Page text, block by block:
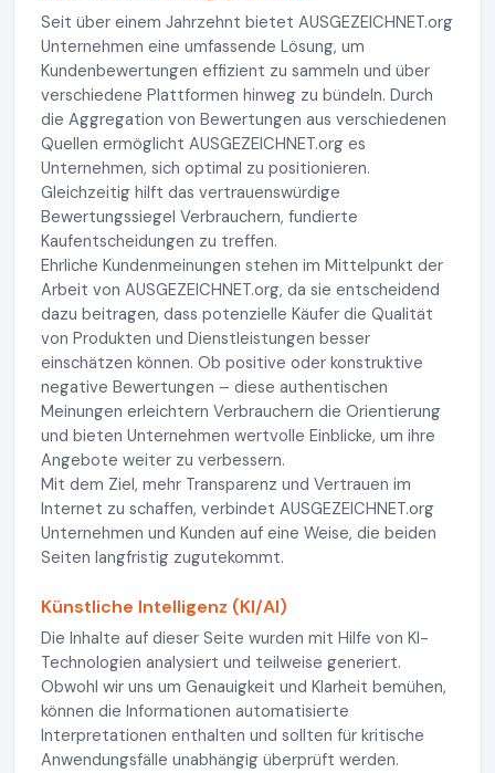
Seit über einem Jahrzehnt bietet AUSGEZEICHNET.org
Unternehmen eine umfassende Lösung, um
Kundenbewertungen effizient zu sammeln und über
verschiedene Plattformen hinweg zu bündeln. Durch
die Aggregation von Bewertungen aus verschiedenen
Quellen ermöglicht AUSGEZEICHNET.org es
Unternehmen, sich optimal zu positionieren.
Gleichzeitig hilft das vertrauenswürdige
Bewertungssiegel Verbrauchern, fundierte
Kaufentscheidungen zu treffen.
Ehrliche Kundenmeinungen stehen im Mittelpunkt der
Arbeit von AUSGEZEICHNET.org, da sie entscheidend
dazu beitragen, dass potenzielle Käufer die Qualität
von Produkten und Dienstleistungen besser
einschätzen können. Ob positive oder konstruktive
negative Bewertungen – diese authentischen
Meinungen erleichtern Verbrauchern die Orientierung
und bieten Unternehmen wertvolle Einblicke, um ihre
Angebote weiter zu verbessern.
Mit dem Ziel, mehr Transparenz und Vertrauen im
Internet zu schaffen, verbindet AUSGEZEICHNET.org
Unternehmen und Kunden auf eine Weise, die beiden
Seiten langfristig zugutekommt.
Künstliche Intelligenz (KI/AI)
Die Inhalte auf dieser Seite wurden mit Hilfe von KI-
Technologien analysiert und teilweise generiert.
Obwohl wir uns um Genauigkeit und Klarheit bemühen,
können die Informationen automatisierte
Interpretationen enthalten und sollten für kritische
Anwendungsfälle unabhängig überprüft werden.